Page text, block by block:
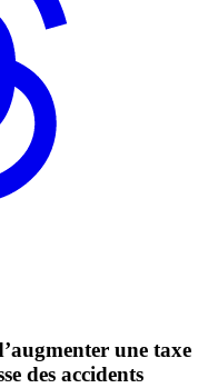
une taxe
des accidents